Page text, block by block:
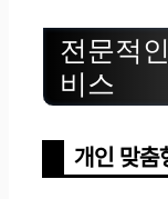
전문적
비스
개인 맞춤